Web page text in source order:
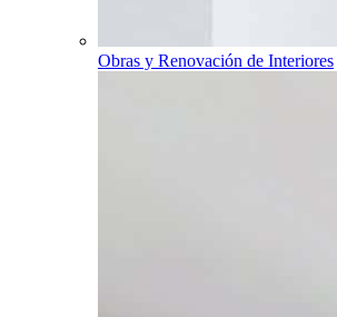
Obras y Renovación de Interiores